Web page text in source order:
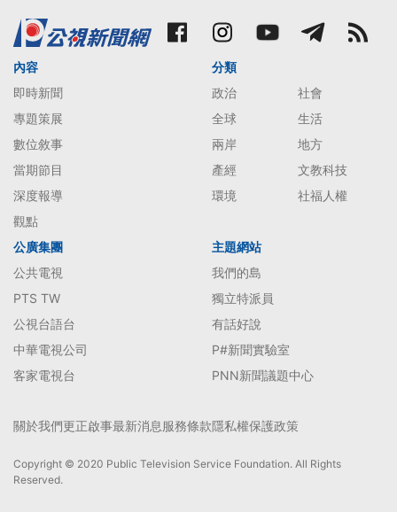
內容
即時新聞
專題策展
數位敘事
當期節目
深度報導
觀點
分類
政治
社會
全球
生活
兩岸
地方
產經
文教科技
環境
社福人權
公廣集團
公共電視
PTS TW
公視台語台
中華電視公司
客家電視台
主題網站
我們的島
獨立特派員
有話好說
P#新聞實驗室
PNN新聞議題中心
關於我們更正啟事最新消息服務條款隱私權保護政策
Copyright © 2020 Public Television Service Foundation. All Rights
Reserved.